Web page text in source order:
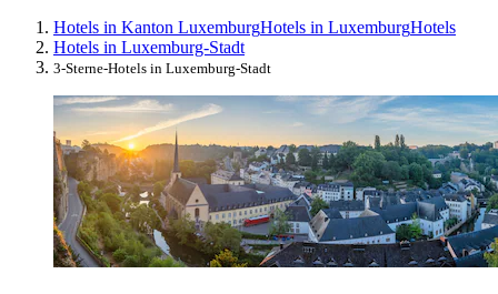
Hotels in Kanton LuxemburgHotels in LuxemburgHotels
Hotels in Luxemburg-Stadt
3-Sterne-Hotels in Luxemburg-Stadt